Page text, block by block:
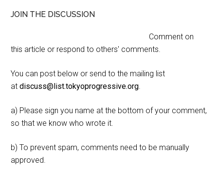
JOIN THE DISCUSSION
Comment on
this article or respond to others' comments.
You can post below or send to the mailing list
atdiscuss@list.tokyoprogressive.org.
a) Please sign you name at the bottom of your comment,
so that we know who wrote it.
b) To prevent spam, comments need to be manually
approved.